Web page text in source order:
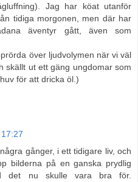
Jag har köat utanför
tidiga morgonen, men där har
äventyr gått, även som
över ljudvolymen när vi väl
skällt ut ett gäng ungdomar som
för att dricka öl.)
gånger, i ett tidigare liv, och
bilderna på en ganska prydlig
det nu skulle vara bra för.